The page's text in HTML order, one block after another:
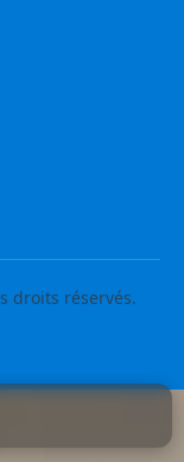
droits réservés.